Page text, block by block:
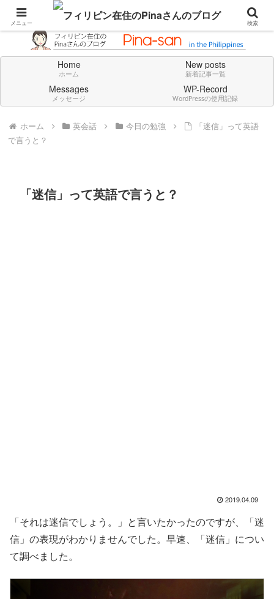
Don't think deeply. Feel always in English.
Home
ホーム
New posts
新着記事一覧
Messages
メッセージ
WP-Record
WordPressの使用記録
ホーム 英会話 今日の勉強
「迷信」って英語
で言うと？
「迷信」って英語で言うと？
2019.04.09
「それは迷信でしょう。」と言いたかったのですが、「迷
信」の表現がわかりませんでした。早速、「迷信」につい
て調べました。
メニュー 検索